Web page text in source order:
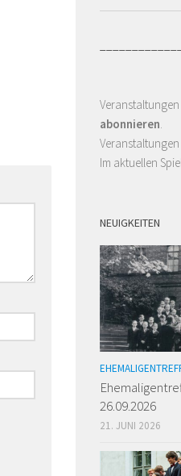
abonnieren.
Im aktuellen
NEUIGKEITEN
26.09.2026
21. JUNI 2026